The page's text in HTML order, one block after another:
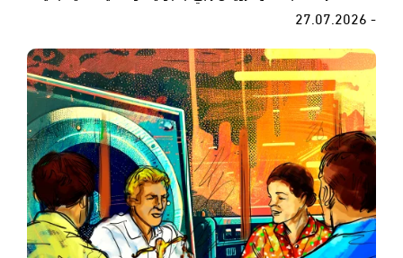
- 27.07.2026